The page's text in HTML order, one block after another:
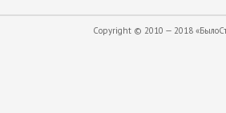
Copyright © 2010 — 2018